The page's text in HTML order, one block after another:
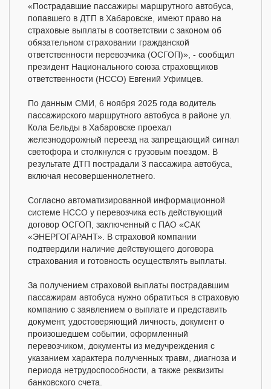
«Пострадавшие пассажиры маршрутного автобуса,
попавшего в ДТП в Хабаровске, имеют право на
страховые выплаты в соответствии с законом об
обязательном страховании гражданской
ответственности перевозчика (ОСГОП)», - сообщил
президент Национального союза страховщиков
ответственности (НССО) Евгений Уфимцев.
По данным СМИ, 6 ноября 2025 года водитель
пассажирского маршрутного автобуса в районе ул.
Кола Бельды в Хабаровске проехал
железнодорожный переезд на запрещающий сигнал
светофора и столкнулся с грузовым поездом. В
результате ДТП пострадали 3 пассажира автобуса,
включая несовершеннолетнего.
Согласно автоматизированной информационной
системе НССО у перевозчика есть действующий
договор ОСГОП, заключенный с ПАО «САК
«ЭНЕРГОГАРАНТ». В страховой компании
подтвердили наличие действующего договора
страхования и готовность осуществлять выплаты.
За получением страховой выплаты пострадавшим
пассажирам автобуса нужно обратиться в страховую
компанию с заявлением о выплате и представить
документ, удостоверяющий личность, документ о
произошедшем событии, оформленный
перевозчиком, документы из медучреждения с
указанием характера полученных травм, диагноза и
периода нетрудоспособности, а также реквизиты
банковского счета.